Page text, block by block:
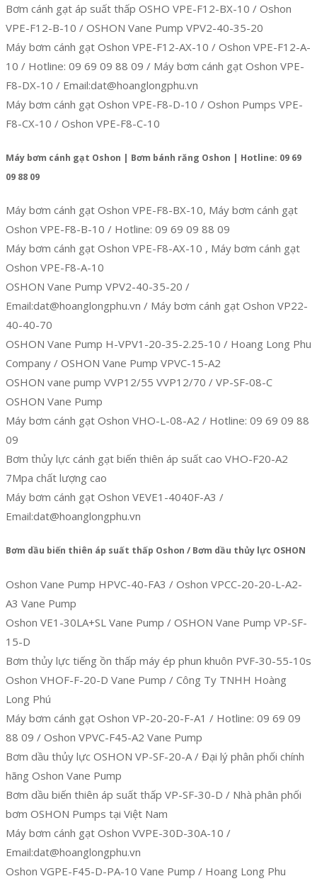
Bơm cánh gạt áp suất thấp OSHO VPE-F12-BX-10 / Oshon
VPE-F12-B-10 / OSHON Vane Pump VPV2-40-35-20
Máy bơm cánh gạt Oshon VPE-F12-AX-10 / Oshon VPE-F12-A-
10 / Hotline: 09 69 09 88 09 / Máy bơm cánh gạt Oshon VPE-
F8-DX-10 / Email:dat@hoanglongphu.vn
Máy bơm cánh gạt Oshon VPE-F8-D-10 / Oshon Pumps VPE-
F8-CX-10 / Oshon VPE-F8-C-10
Máy bơm cánh gạt Oshon | Bơm bánh răng Oshon | Hotline: 09 69
09 88 09
Máy bơm cánh gạt Oshon VPE-F8-BX-10, Máy bơm cánh gạt
Oshon VPE-F8-B-10 / Hotline: 09 69 09 88 09
Máy bơm cánh gạt Oshon VPE-F8-AX-10 , Máy bơm cánh gạt
Oshon VPE-F8-A-10
OSHON Vane Pump VPV2-40-35-20 /
Email:dat@hoanglongphu.vn / Máy bơm cánh gạt Oshon VP22-
40-40-70
OSHON Vane Pump H-VPV1-20-35-2.25-10 / Hoang Long Phu
Company / OSHON Vane Pump VPVC-15-A2
OSHON vane pump VVP12/55 VVP12/70 / VP-SF-08-C
OSHON Vane Pump
Máy bơm cánh gạt Oshon VHO-L-08-A2 / Hotline: 09 69 09 88
09
Bơm thủy lực cánh gạt biến thiên áp suất cao VHO-F20-A2
7Mpa chất lượng cao
Máy bơm cánh gạt Oshon VEVE1-4040F-A3 /
Email:dat@hoanglongphu.vn
Bơm dầu biến thiên áp suất thấp Oshon / Bơm dầu thủy lực OSHON
Oshon Vane Pump HPVC-40-FA3 / Oshon VPCC-20-20-L-A2-
A3 Vane Pump
Oshon VE1-30LA+SL Vane Pump / OSHON Vane Pump VP-SF-
15-D
Bơm thủy lực tiếng ồn thấp máy ép phun khuôn PVF-30-55-10s
Oshon VHOF-F-20-D Vane Pump / Công Ty TNHH Hoàng
Long Phú
Máy bơm cánh gạt Oshon VP-20-20-F-A1 / Hotline: 09 69 09
88 09 / Oshon VPVC-F45-A2 Vane Pump
Bơm dầu thủy lực OSHON VP-SF-20-A / Đại lý phân phối chính
hãng Oshon Vane Pump
Bơm dầu biến thiên áp suất thấp VP-SF-30-D / Nhà phân phối
bơm OSHON Pumps tại Việt Nam
Máy bơm cánh gạt Oshon VVPE-30D-30A-10 /
Email:dat@hoanglongphu.vn
Oshon VGPE-F45-D-PA-10 Vane Pump / Hoang Long Phu